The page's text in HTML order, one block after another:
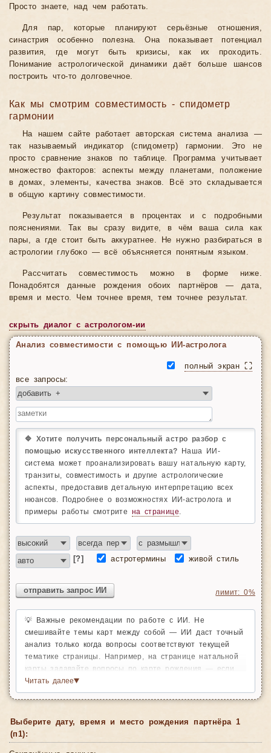
Просто знаете, над чем работать.
Для пар, которые планируют серьёзные отношения,
синастрия особенно полезна. Она показывает потенциал
развития, где могут быть кризисы, как их проходить.
Понимание астрологической динамики даёт больше шансов
построить что-то долговечное.
Как мы смотрим совместимость - спидометр
гармонии
На нашем сайте работает авторская система анализа —
так называемый индикатор (спидометр) гармонии. Это не
просто сравнение знаков по таблице. Программа учитывает
множество факторов: аспекты между планетами, положение
в домах, элементы, качества знаков. Всё это складывается
в общую картину совместимости.
Результат показывается в процентах и с подробными
пояснениями. Так вы сразу видите, в чём ваша сила как
пары, а где стоит быть аккуратнее. Не нужно разбираться в
астрологии глубоко — всё объясняется понятным языком.
Рассчитать совместимость можно в форме ниже.
Понадобятся данные рождения обоих партнёров — дата,
время и место. Чем точнее время, тем точнее результат.
скрыть диалог c астрологом-ии
Анализ совместимости с помощью ИИ-астролога
полный экран ⛶
все запросы:
🔷 Хотите получить персональный астро разбор с
помощью искусственного интеллекта? Наша ИИ-
система может проанализировать вашу натальную карту,
транзиты, совместимость и другие астрологические
аспекты, предоставив детальную интерпретацию всех
нюансов. Подробнее о возможностях ИИ-астролога и
примеры работы смотрите на странице.
[?] астротермины живой стиль
отправить запрос ИИ лимит:0%
💡 Важные рекомендации по работе с ИИ. Не
смешивайте темы карт между собой — ИИ даст точный
анализ только когда вопросы соответствуют текущей
тематике страницы. Например, на странице натальной
карты задавайте вопросы по карте рождения — если
хотите проанализировать транзиты, соляр, лунар или
другие карты, просто откройте нужный раздел на
будет чётким и глубоким — ведь каждая страница
раскрывает именно её.
Читать далее▼
Выберите дату, время и место рождения партнёра 1
(п1):